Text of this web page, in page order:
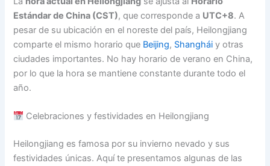
Estándar de China (CST), que corresponde a UTC+8. A
pesar de su ubicación en el noreste del país, Heilongjiang
comparte el mismo horario que Beijing, Shanghái y otras
ciudades importantes. No hay horario de verano en China,
por lo que la hora se mantiene constante durante todo el
año.
Celebraciones y festividades en Heilongjiang
Heilongjiang es famosa por su invierno nevado y sus
festividades únicas. Aquí te presentamos algunas de las